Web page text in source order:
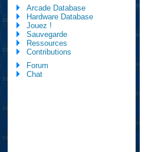
Arcade Database
Hardware Database
Jouez !
Sauvegarde
Ressources
Contributions
Forum
Chat